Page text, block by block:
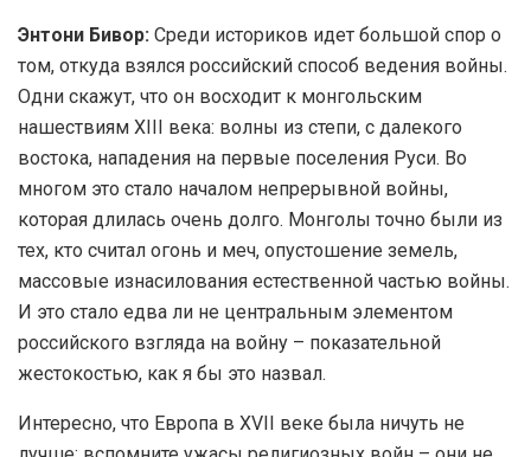
Энтони Бивор: Среди историков идет большой спор о
том, откуда взялся российский способ ведения войны.
Одни скажут, что он восходит к монгольским
нашествиям XIII века: волны из степи, с далекого
востока, нападения на первые поселения Руси. Во
многом это стало началом непрерывной войны,
которая длилась очень долго. Монголы точно были из
тех, кто считал огонь и меч, опустошение земель,
массовые изнасилования естественной частью войны.
И это стало едва ли не центральным элементом
российского взгляда на войну – показательной
жестокостью, как я бы это назвал.
Интересно, что Европа в XVII веке была ничуть не